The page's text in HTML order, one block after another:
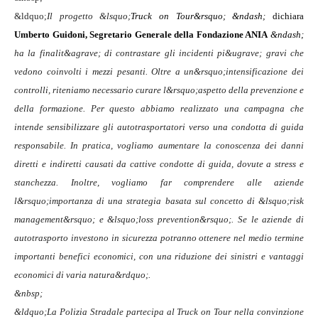
&ldquo;Il progetto &lsquo;Truck on Tour&rsquo; &ndash;dichiara
Umberto Guidoni, Segretario Generale della Fondazione ANIA&ndash;
ha la finalit&agrave; di contrastare gli incidenti pi&ugrave; gravi che
vedono coinvolti i mezzi pesanti. Oltre a un&rsquo;intensificazione dei
controlli, riteniamo necessario curare l&rsquo;aspetto della prevenzione e
della formazione. Per questo abbiamo realizzato una campagna che
intende sensibilizzare gli autotrasportatori verso una condotta di guida
responsabile. In pratica, vogliamo aumentare la conoscenza dei danni
diretti e indiretti causati da cattive condotte di guida, dovute a stress e
stanchezza. Inoltre, vogliamo far comprendere alle aziende
l&rsquo;importanza di una strategia basata sul concetto di &lsquo;risk
management&rsquo; e &lsquo;loss prevention&rsquo;. Se le aziende di
autotrasporto investono in sicurezza potranno ottenere nel medio termine
importanti benefici economici, con una riduzione dei sinistri e vantaggi
economici di varia natura&rdquo;.
&nbsp;
&ldquo;La Polizia Stradale partecipa al Truck on Tour nella convinzione